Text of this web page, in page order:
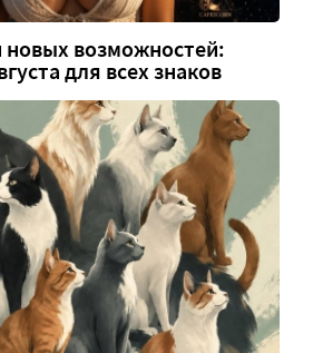
новых возможностей:
для всех знаков